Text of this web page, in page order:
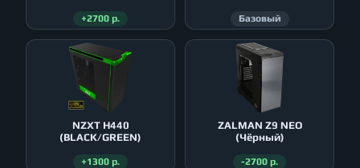
+2700 р. Базовый
NZXT H440
(BLACK/GREEN)
+1300 р.
ZALMAN Z9 NEO
(Чёрный)
-2700 р.